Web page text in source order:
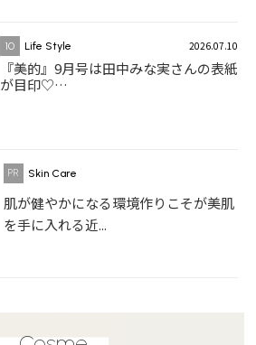
10 Life Style 2026.07.10
『美的』9月号は田中みな実さんの表紙
が目印♡…
Skin Care
肌が健やかになる環境作りこそが美肌
を手に入れる近...